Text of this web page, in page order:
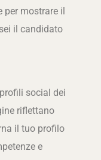
per mostrare il
il candidato
social dei
riflettano
il tuo profilo
e